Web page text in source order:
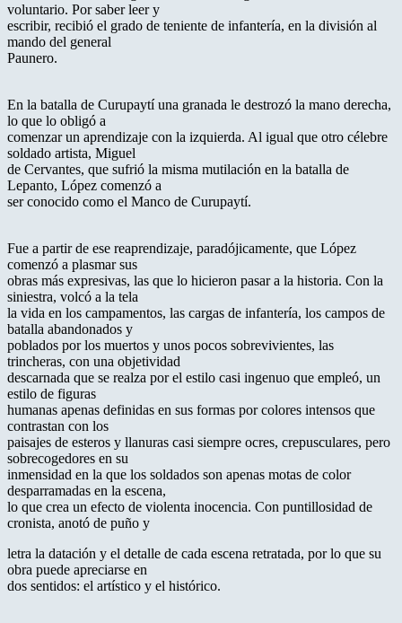
voluntario. Por saber leer y
escribir, recibió el grado de teniente de infantería, en la división al
mando del general
Paunero.
En la batalla de Curupaytí una granada le destrozó la mano derecha,
lo que lo obligó a
comenzar un aprendizaje con la izquierda. Al igual que otro célebre
soldado artista, Miguel
de Cervantes, que sufrió la misma mutilación en la batalla de
Lepanto, López comenzó a
ser conocido como el Manco de Curupaytí.
Fue a partir de ese reaprendizaje, paradójicamente, que López
comenzó a plasmar sus
obras más expresivas, las que lo hicieron pasar a la historia. Con la
siniestra, volcó a la tela
la vida en los campamentos, las cargas de infantería, los campos de
batalla abandonados y
poblados por los muertos y unos pocos sobrevivientes, las
trincheras, con una objetividad
descarnada que se realza por el estilo casi ingenuo que empleó, un
estilo de figuras
humanas apenas definidas en sus formas por colores intensos que
contrastan con los
paisajes de esteros y llanuras casi siempre ocres, crepusculares, pero
sobrecogedores en su
inmensidad en la que los soldados son apenas motas de color
desparramadas en la escena,
lo que crea un efecto de violenta inocencia. Con puntillosidad de
cronista, anotó de puño y
letra la datación y el detalle de cada escena retratada, por lo que su
obra puede apreciarse en
dos sentidos: el artístico y el histórico.